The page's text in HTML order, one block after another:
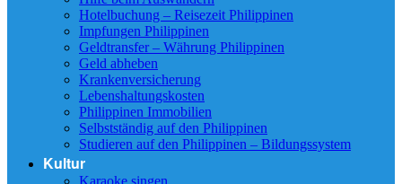
Hotelbuchung – Reisezeit Philippinen
Impfungen Philippinen
Geldtransfer – Währung Philippinen
Geld abheben
Krankenversicherung
Lebenshaltungskosten
Philippinen Immobilien
Selbstständig auf den Philippinen
Studieren auf den Philippinen – Bildungssystem
Kultur
Karaoke singen